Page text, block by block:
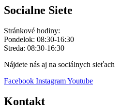
Socialne Siete
Stránkové hodiny:
Pondelok: 08:30-16:30
Streda: 08:30-16:30
Nájdete nás aj na sociálnych sieťach
Facebook InstagramYoutube
Kontakt